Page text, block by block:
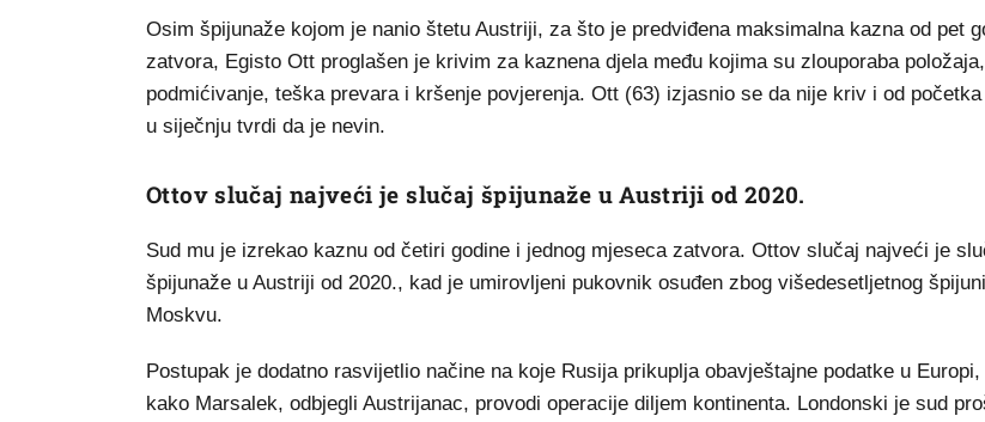
Osim špijunaže kojom je nanio štetu Austriji, za što je predviđena maksimalna kazna od pet
zatvora, Egisto Ott proglašen je krivim za kaznena djela među kojima su zlouporaba položaja,
podmićivanje, teška prevara i kršenje povjerenja. Ott (63) izjasnio se da nije kriv i od
u siječnju tvrdi da je nevin.
Ottov slučaj najveći je slučaj špijunaže u Austriji od 2020.
Sud mu je izrekao kaznu od četiri godine i jednog mjeseca zatvora. Ottov slučaj najveći je
špijunaže u Austriji od 2020., kad je umirovljeni pukovnik osuđen zbog višedesetljetnog
Moskvu.
Postupak je dodatno rasvijetlio načine na koje Rusija prikuplja obavještajne podatke u Europi,
kako Marsalek, odbjegli Austrijanac, provodi operacije diljem kontinenta. Londonski je sud